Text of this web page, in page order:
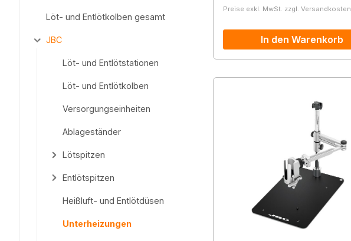
Löt- und Entlötkolben gesamt
JBC
Löt- und Entlötstationen
Löt- und Entlötkolben
Versorgungseinheiten
Ablageständer
Lötspitzen
Entlötspitzen
Heißluft- und Entlötdüsen
Unterheizungen
Preise exkl. MwSt. zzgl. Versandkosten
In den Warenkorb